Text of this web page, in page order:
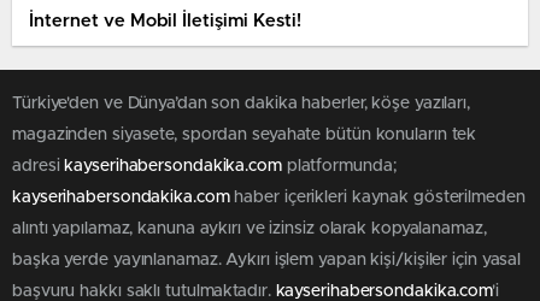
İnternet ve Mobil İletişimi Kesti!
Türkiye'den ve Dünya’dan son dakika haberler, köşe yazıları,
magazinden siyasete, spordan seyahate bütün konuların tek
adresi kayserihabersondakika.complatformunda;
kayserihabersondakika.comhaber içerikleri kaynak gösterilmeden
alıntı yapılamaz, kanuna aykırı ve izinsiz olarak kopyalanamaz,
başka yerde yayınlanamaz. Aykırı işlem yapan kişi/kişiler için yasal
başvuru hakkı saklı tutulmaktadır. kayserihabersondakika.com'i